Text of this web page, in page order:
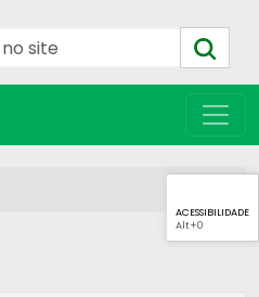
ACESSIBILIDADE
Alt+0